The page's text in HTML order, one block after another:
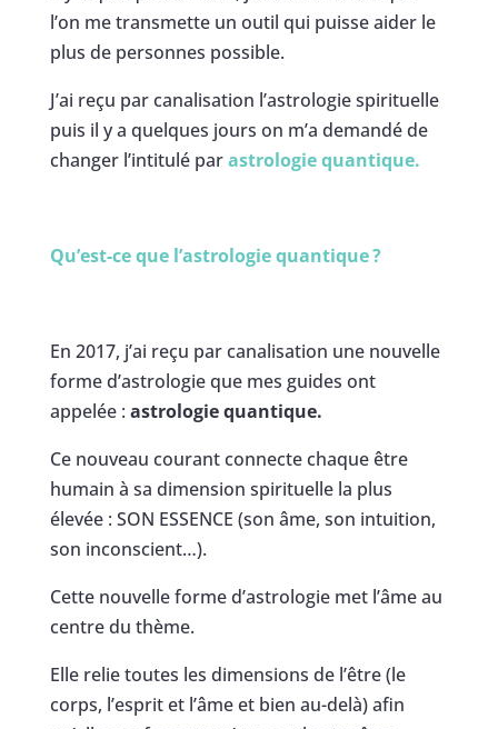
l’on me transmette un outil qui puisse aider le
plus de personnes possible.
J’ai reçu par canalisation l’astrologie spirituelle
puis il y a quelques jours on m’a demandé de
changer l’intitulé parastrologie quantique.
Qu’est-ce que l’astrologie quantique?
En 2017, j’ai reçu par canalisation une nouvelle
forme d’astrologie que mes guides ont
appelée : astrologie quantique.
Ce nouveau courant connecte chaque être
humain à sa dimension spirituelle la plus
élevée : SON ESSENCE (son âme, son intuition,
son inconscient…).
Cette nouvelle forme d’astrologie met l’âme au
centre du thème.
Elle relie toutes les dimensions de l’être (le
corps, l’esprit et l’âme et bien au-delà) afin